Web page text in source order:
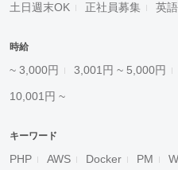
土日週末OK 正社員募集 英
時給
~ 3,000円 3,001円 ~ 5,000円
10,001円 ~
キーワード
PHP AWS Docker PM